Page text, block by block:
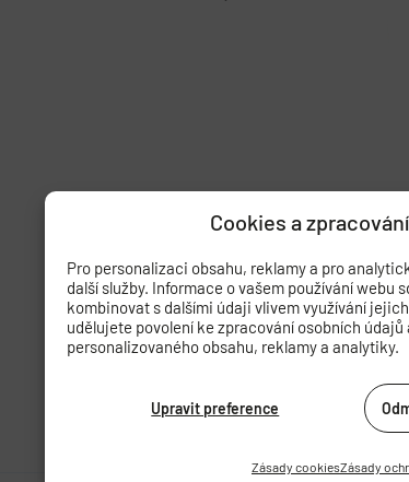
Cookies a
Pro personalizaci obsahu, reklamy a pro
další služby. Informace o vašem používání webu
kombinovat s dalšími údaji vlivem využívání
udělujete povolení ke zpracování osobních
personalizovaného obsahu, reklamy a analytiky.
Upravit preference
Zásady cookiesZásady